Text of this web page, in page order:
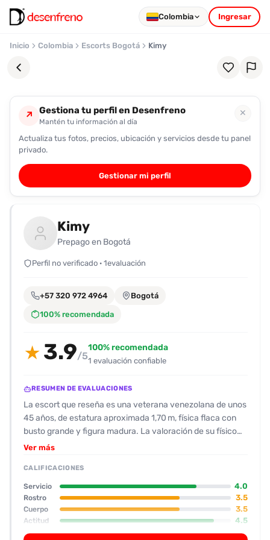
Colombia Ingresar
Inicio Colombia Escorts Bogotá Kimy
Favoritos
Pronto
podrás
registrarte
guardar
favoritas
para
fácilmente.
↗ Gestiona tu perfil en Desenfreno
Mantén tu información al día
✕
Actualiza tus fotos, precios, ubicación y servicios desde tu panel
privado.
Gestionar mi perfil
Kimy
Prepago en Bogotá
Perfil no verificado · 1evaluación
+57 320 972 4964 Bogotá
100% recomendada
★ 3.9/5
100% recomendada
1 evaluación confiable
RESUMEN DE EVALUACIONES
La escort que reseña es una veterana venezolana de unos
45 años, de estatura aproximada 1,70 m, física flaca con
busto grande y figura madura. La valoración de su físico
ronda los 7/10 tanto en cuerpo como en rostro, sin rasgos
receptiva; responde preguntas sin problemas y mantiene
una conversación fluida durante la faena. El ambiente es
una casa grande en Usaquén con habitaciones limpias y
una cama cómoda, lo que facilita una experiencia relajada.
En cuanto a los servicios, la escort destaca por sus
masajes eróticos: alterna entre fuerza y delicadeza, lo que
Ver más
CALIFICACIONES
Servicio 4.0
Rostro 3.5
Cuerpo 3.5
Actitud 4.5